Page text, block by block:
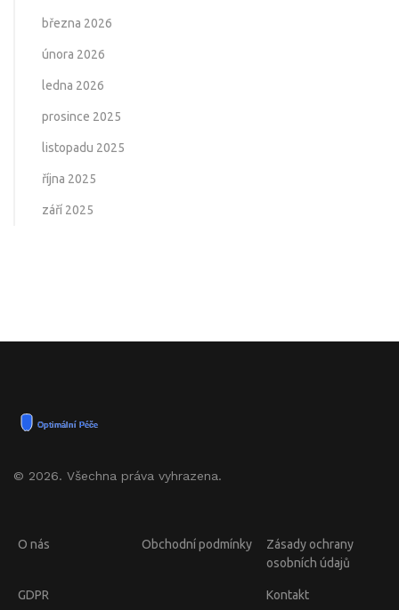
března 2026
února 2026
ledna 2026
prosince 2025
listopadu 2025
října 2025
září 2025
© 2026. Všechna práva vyhrazena.
O nás Obchodní podmínky
Zásady ochrany
osobních údajů
GDPR Kontakt